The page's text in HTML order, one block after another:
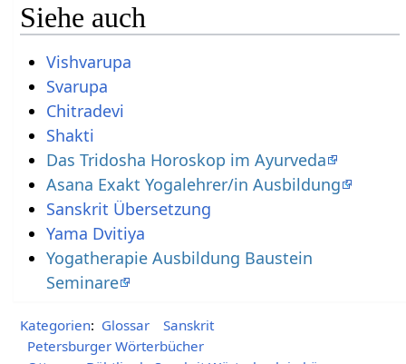
Siehe auch
Vishvarupa
Svarupa
Chitradevi
Shakti
Das Tridosha Horoskop im Ayurveda
Asana Exakt Yogalehrer/in Ausbildung
Sanskrit Übersetzung
Yama Dvitiya
Yogatherapie Ausbildung Baustein
Seminare
Kategorien: Glossar
Sanskrit
Petersburger Wörterbücher